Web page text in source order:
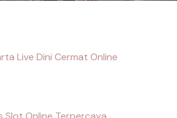
Live Dini Cermat Online